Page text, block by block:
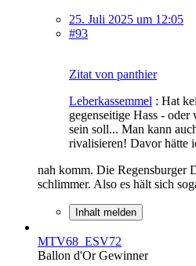
25. Juli 2025 um 12:05
#93
Zitat von panthier
Leberkassemmel : Hat
gegenseitige Hass - oder
sein soll... Man kann
rivalisieren! Davor hätte
nah komm. Die Regensburger
schlimmer. Also es hält sich
Inhalt melden
MTV68_ESV72
Ballon d'Or Gewinner